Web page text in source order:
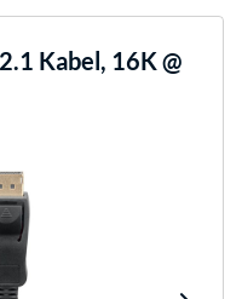
Kabel, 16K @